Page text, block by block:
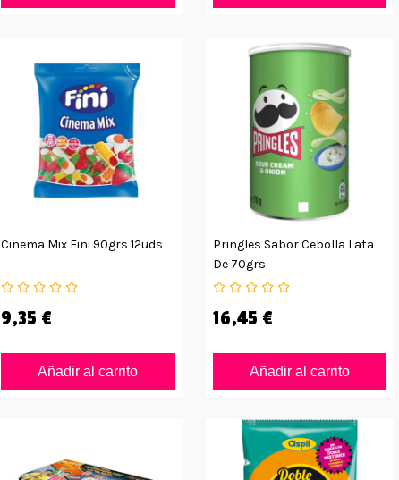
Cinema Mix Fini 90grs 12uds
9,35 €
Añadir al carrito
Pringles Sabor Cebolla Lata
De 70grs
16,45 €
Añadir al carrito